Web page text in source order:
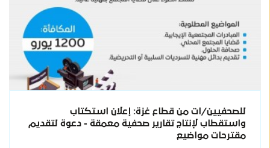
للصحفيين/ات من قطاع غزة: إعلان استكتاب
واستقطاب لإنتاج تقارير صحفية معمقة - دعوة لتقديم
مقترحات مواضيع